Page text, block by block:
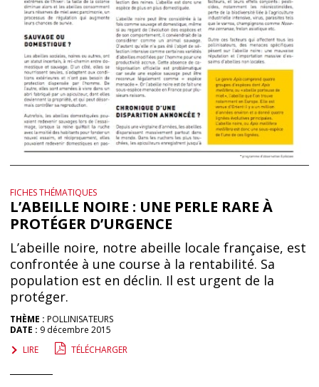
FICHES THÉMATIQUES
L’ABEILLE NOIRE : UNE PERLE RARE À
PROTÉGER D’URGENCE
L’abeille noire, notre abeille locale française, est
confrontée à une course à la rentabilité. Sa
population est en déclin. Il est urgent de la
protéger.
THÈME : POLLINISATEURS
DATE : 9 décembre 2015
LIRE
TÉLÉCHARGER